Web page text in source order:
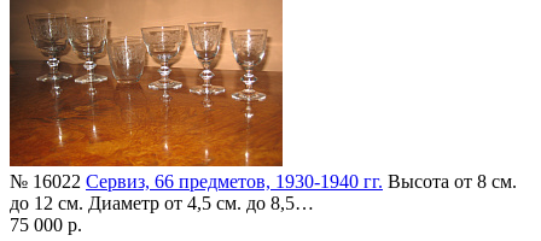
№ 16022 Сервиз, 66 предметов, 1930-1940 гг. Высота от 8 см.
до 12 см. Диаметр от 4,5 см. до 8,5…
75 000 р.